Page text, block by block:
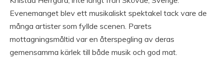
Evenemanget blev ett musikaliskt spektakel tack vare de
många artister som fyllde scenen. Parets
mottagningsmåltid var en återspegling av deras
gemensamma kärlek till både musik och god mat.